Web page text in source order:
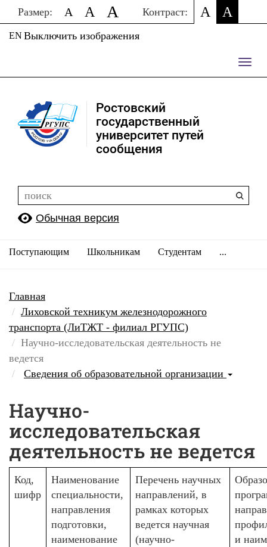
Размер: A A A Контраст: A A
Выключить изображения
EN
Ростовский
государственный
университет путей
сообщения
Обычная версия
Поступающим Школьникам Студентам ...
Главная
Лиховской техникум железнодорожного
транспорта (ЛиТЖТ - филиал РГУПС)
Научно-исследовательская деятельность не
ведется
Сведения об образовательной организации
Научно-
исследовательская
деятельность не ведется
Код,
шифр
Наименование
специальности,
направления
подготовки,
наименование
Перечень научных
направлений, в
рамках которых
ведется научная
(научно-
и